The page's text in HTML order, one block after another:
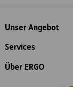
Inhaltsübersicht
Unser Angebot
Services
Über ERGO